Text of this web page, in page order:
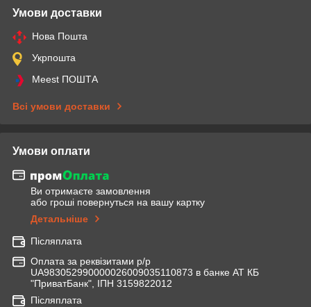
Умови доставки
Нова Пошта
Укрпошта
Meest ПОШТА
Всі умови доставки
Умови оплати
Ви отримаєте замовлення
або гроші повернуться на вашу картку
Детальніше
Післяплата
Оплата за реквізитами р/р
UA983052990000026009035110873 в банке АТ КБ
"ПриватБанк", ІПН 3159822012
Післяплата